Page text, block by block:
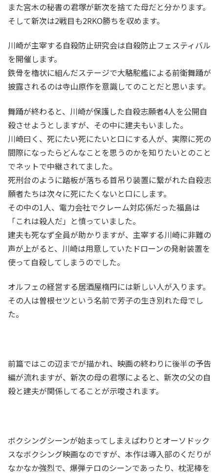
また宮木の秘書の君塚が新次を捨てた母だと分かります。
そして新次は2戦目も2RKO勝ちを収めます。
川崎が主宰する自殺防止研究会は自殺防止フェスティバル
を開催します。
鉄骨を櫓状に組んだステージで大駱駝艦による前衛舞踊が
披露されるのは寺山原作を意識してのことだと思います。
舞踊が終わると、川崎が保護した自殺志願者4人を公開自
殺させようとしますが、その中に建夫もいました。
川崎曰く、死にたい死にたいと口にする人が、実際に死の
間際になったらどんなことを思うのかを知りたいとのこと
でネットで中継されてました。
死刑台のように踏板が落ちる首吊り装置に繋がれた自殺志
願者たちは次々に死にたくないと口にします。
その中の1人、電力会社でクレーム対応係だった福島は
「これは殺人だ」と憤っていました。
建夫も死なず全員が助かりますが、主宰する川崎に非難の
声が上がると、川崎は用意していたドローンの発射装置を
使って自殺してしまうのでした。
オルフェの経営する居酒屋楕円には新しい人が入ります。
その人は曽根セツという名前で芳子の生き別れた母でし
た。
前篇ではこの辺までが描かれ、映画の終わりに後半の予告
編が流れますが、新次の母の君塚によると、新次の父の自
殺と建夫が関係してることが示唆されます。
ボクシングシーンが始まってしまえばわりとオーソドック
スなボクシング映画なのですが、本作は導入部のくだりが
なかなか強烈で、爆弾テロのシーンであったり、枕泥棒を